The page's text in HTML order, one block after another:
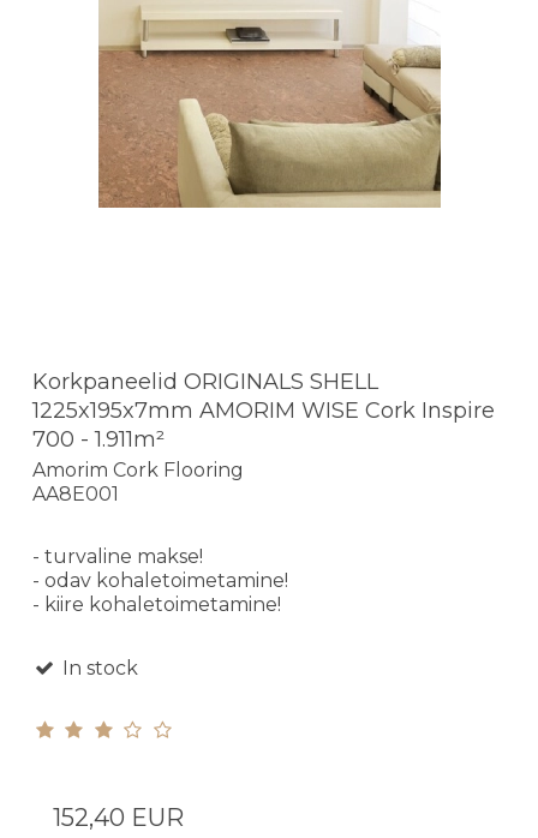
Korkpaneelid ORIGINALS SHELL
1225x195x7mm AMORIM WISE Cork Inspire
700 - 1.911m²
Amorim Cork Flooring
AA8E001
- turvaline makse!
- odav kohaletoimetamine!
- kiire kohaletoimetamine!
In stock
152,40 EUR